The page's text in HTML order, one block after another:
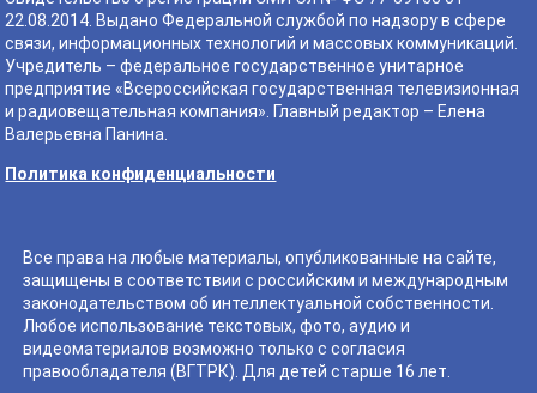
22.08.2014. Выдано Федеральной службой по надзору в сфере
связи, информационных технологий и массовых коммуникаций.
Учредитель – федеральное государственное унитарное
предприятие «Всероссийская государственная телевизионная
и радиовещательная компания». Главный редактор – Елена
Валерьевна Панина.
Политика конфиденциальности
Все права на любые материалы, опубликованные на сайте,
защищены в соответствии с российским и международным
законодательством об интеллектуальной собственности.
Любое использование текстовых, фото, аудио и
видеоматериалов возможно только с согласия
правообладателя (ВГТРК). Для детей старше 16 лет.